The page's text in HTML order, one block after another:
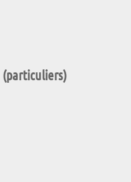
(particuliers)